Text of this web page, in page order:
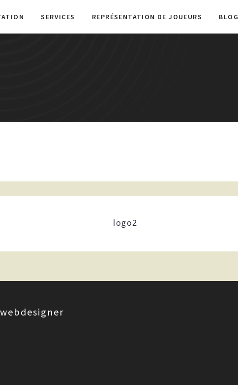
SERVICES REPRÉSENTATION DE JOUEURS BLOG
logo2
webdesigner